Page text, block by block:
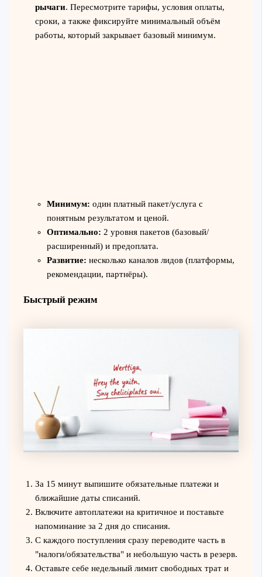
рычаги. Пересмотрите тарифы, условия оплаты,
сроки, а также фиксируйте минимальный объём
работы, который закрывает базовый минимум.
Минимум: один платный пакет/услуга с
понятным результатом и ценой.
Оптимально: 2 уровня пакетов (базовый/
расширенный) и предоплата.
Развитие: несколько каналов лидов (платформы,
рекомендации, партнёры).
Быстрый режим
За 15 минут выпишите обязательные платежи и
ближайшие даты списаний.
Включите автоплатежи на критичное и поставьте
напоминание за 2 дня до списания.
С каждого поступления сразу переводите часть в
"налоги/обязательства" и небольшую часть в резерв.
Оставьте себе недельный лимит свободных трат и